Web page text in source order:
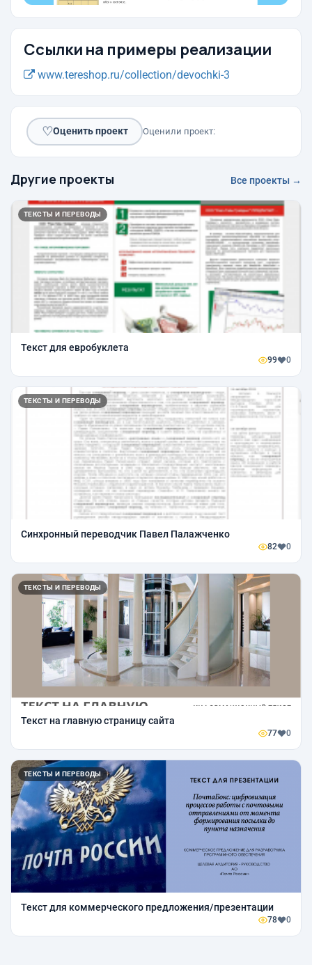
Ссылки на примеры реализации
www.tereshop.ru/collection/devochki-3
♡Оценить проект Оценили проект:
Другие проекты Все проекты →
ТЕКСТЫ И ПЕРЕВОДЫ
Текст для евробуклета
99 0
ТЕКСТЫ И ПЕРЕВОДЫ
Синхронный переводчик Павел Палажченко
82 0
ТЕКСТЫ И ПЕРЕВОДЫ
Текст на главную страницу сайта
77 0
ТЕКСТЫ И ПЕРЕВОДЫ
Текст для коммерческого предложения/презентации
78 0